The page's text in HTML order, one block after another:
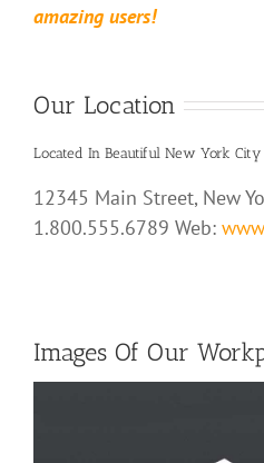
amazing users!
Our Location
Located In Beautiful New York City
12345 Main Street, New
1.800.555.6789 Web:
Images Of Our